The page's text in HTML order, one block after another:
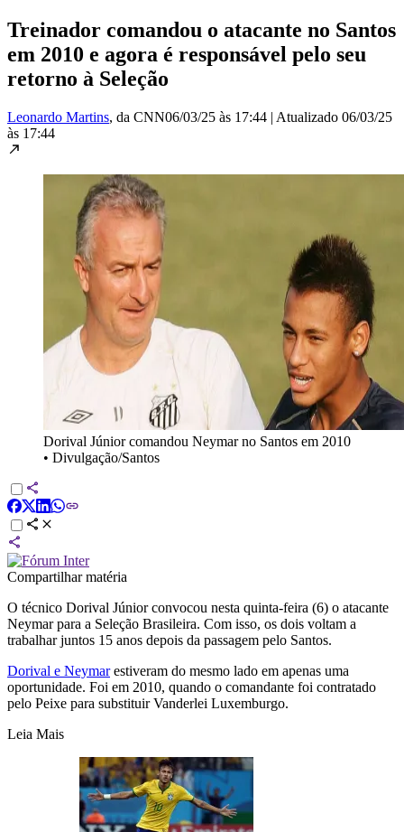
Treinador comandou o atacante no Santos
em 2010 e agora é responsável pelo seu
retorno à Seleção
Leonardo Martins, da CNN06/03/25 às 17:44 | Atualizado 06/03/25
às 17:44
Dorival Júnior comandou Neymar no Santos em 2010
• Divulgação/Santos
Compartilhar matéria
O técnico Dorival Júnior convocou nesta quinta-feira (6) o atacante
Neymar para a Seleção Brasileira. Com isso, os dois voltam a
trabalhar juntos 15 anos depois da passagem pelo Santos.
Dorival e Neymarestiveram do mesmo lado em apenas uma
oportunidade. Foi em 2010, quando o comandante foi contratado
pelo Peixe para substituir Vanderlei Luxemburgo.
Leia Mais